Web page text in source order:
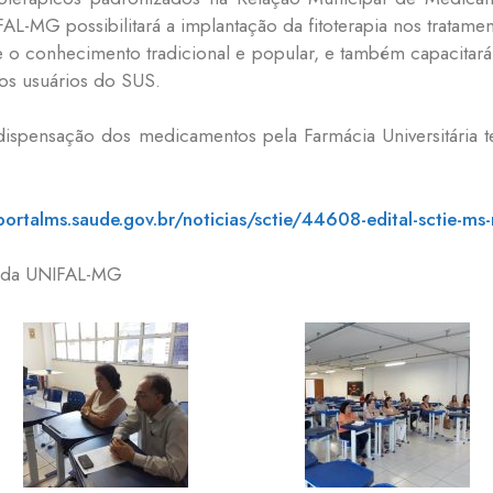
MG possibilitará a implantação da fitoterapia nos
o conhecimento tradicional e popular, e também
usuários do SUS.
dos medicamentos pela Farmácia
noticias/sctie/44608-edital-sctie-
UNIFAL-MG